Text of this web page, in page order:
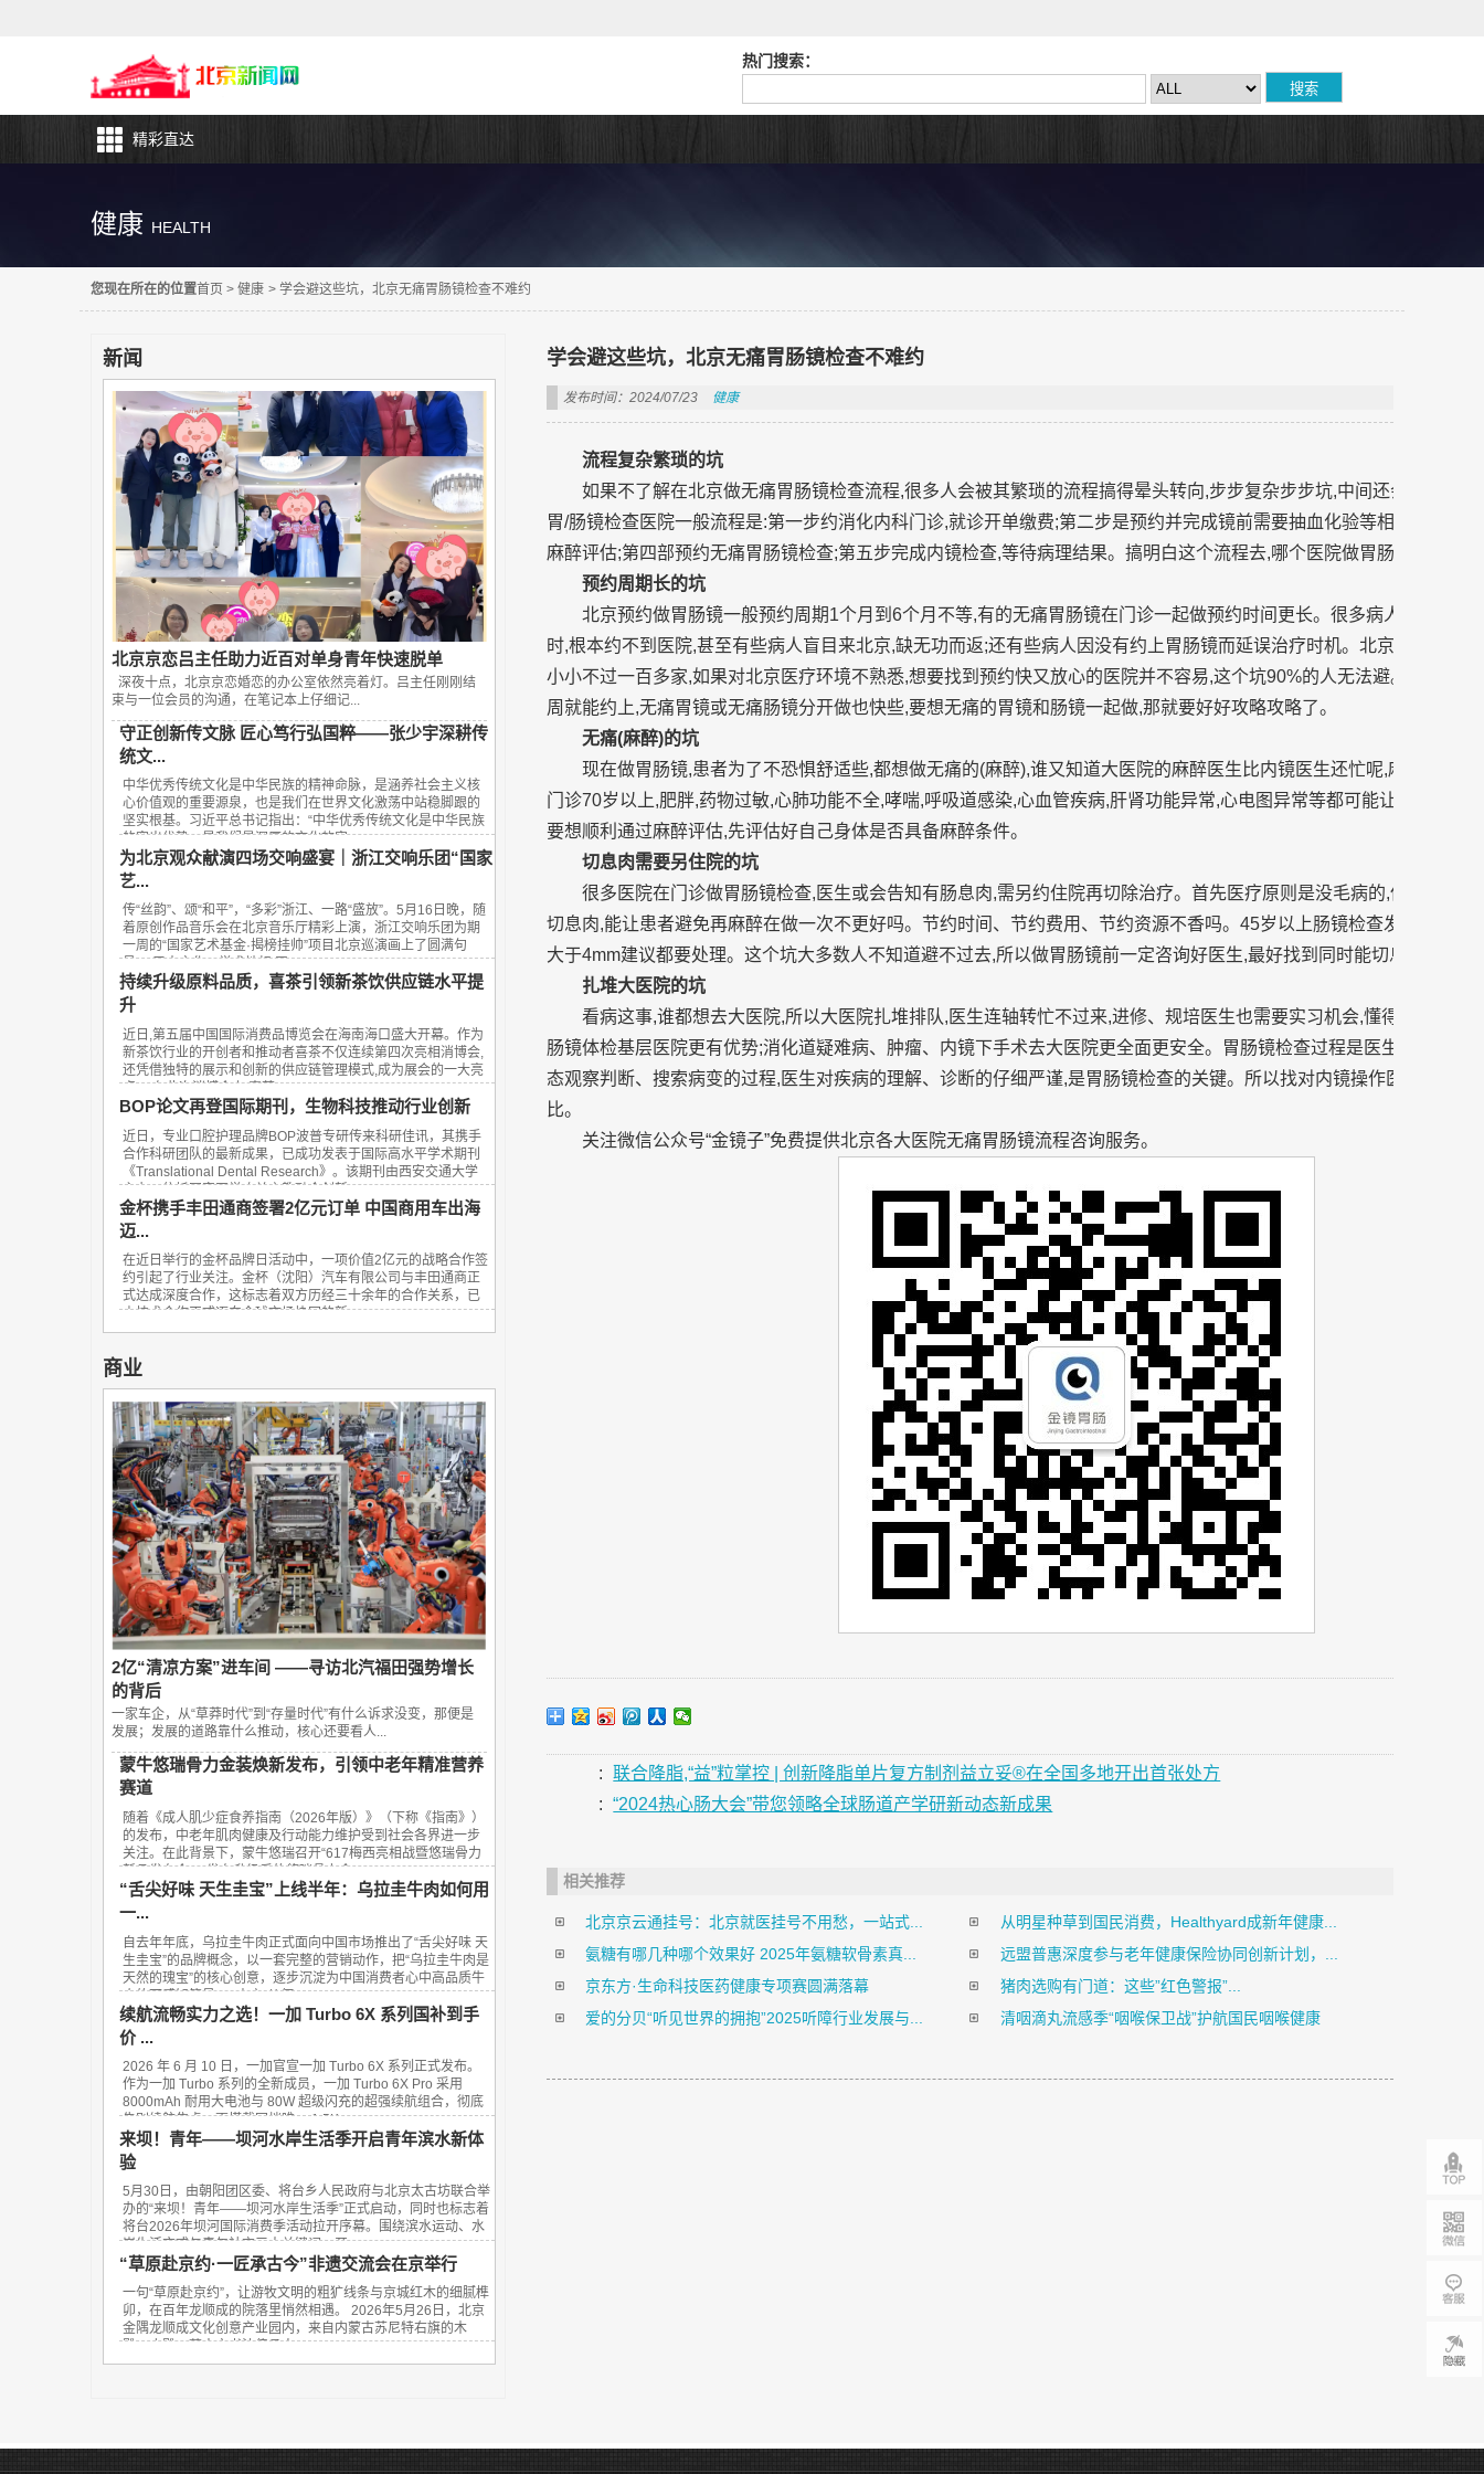
热门搜索：
精彩直达
健康 HEALTH
您现在所在的位置首页 > 健康 > 学会避这些坑，北京无痛胃肠镜检查不难约
新闻
北京京恋吕主任助力近百对单身青年快速脱单
深夜十点，北京京恋婚恋的办公室依然亮着灯。吕主任刚刚结
束与一位会员的沟通，在笔记本上仔细记...
守正创新传文脉 匠心笃行弘国粹——张少宇深耕传
统文...
中华优秀传统文化是中华民族的精神命脉，是涵养社会主义核
心价值观的重要源泉，也是我们在世界文化激荡中站稳脚跟的
坚实根基。习近平总书记指出：“中华优秀传统文化是中华民族
的突出优势，是我们最深厚的文化软实...
为北京观众献演四场交响盛宴｜浙江交响乐团“国家
艺...
传“丝韵”、颂“和平”，“多彩”浙江、一路“盛放”。5月16日晚，随
着原创作品音乐会在北京音乐厅精彩上演，浙江交响乐团为期
一周的“国家艺术基金·揭榜挂帅”项目北京巡演画上了圆满句
号。 三大文化、学术地标 四...
持续升级原料品质，喜茶引领新茶饮供应链水平提
升
近日,第五届中国国际消费品博览会在海南海口盛大开幕。作为
新茶饮行业的开创者和推动者喜茶不仅连续第四次亮相消博会,
还凭借独特的展示和创新的供应链管理模式,成为展会的一大亮
点。 在此次消博会上,喜茶...
BOP论文再登国际期刊，生物科技推动行业创新
近日，专业口腔护理品牌BOP波普专研传来科研佳讯，其携手
合作科研团队的最新成果，已成功发表于国际高水平学术期刊
《Translational Dental Research》。该期刊由西安交通大学
主办，依托国家医学攻关产教融合创新...
金杯携手丰田通商签署2亿元订单 中国商用车出海
迈...
在近日举行的金杯品牌日活动中，一项价值2亿元的战略合作签
约引起了行业关注。金杯（沈阳）汽车有限公司与丰田通商正
式达成深度合作，这标志着双方历经三十余年的合作关系，已
由技术合作正式迈向全球市场协同的新...
商业
2亿“清凉方案”进车间 ——寻访北汽福田强势增长
的背后
一家车企，从“草莽时代”到“存量时代”有什么诉求没变，那便是
发展；发展的道路靠什么推动，核心还要看人...
蒙牛悠瑞骨力金装焕新发布，引领中老年精准营养
赛道
随着《成人肌少症食养指南（2026年版）》（下称《指南》）
的发布，中老年肌肉健康及行动能力维护受到社会各界进一步
关注。在此背景下，蒙牛悠瑞召开“617梅西亮相战暨悠瑞骨力
新品发布会”，发布升级后的悠瑞骨力金...
“舌尖好味 天生圭宝”上线半年：乌拉圭牛肉如何用
一...
自去年年底，乌拉圭牛肉正式面向中国市场推出了“舌尖好味 天
生圭宝”的品牌概念，以一套完整的营销动作，把“乌拉圭牛肉是
天然的瑰宝”的核心创意，逐步沉淀为中国消费者心中高品质牛
肉的可感知符号。 “圭宝”从何...
续航流畅实力之选！一加 Turbo 6X 系列国补到手
价 ...
2026 年 6 月 10 日，一加官宣一加 Turbo 6X 系列正式发布。
作为一加 Turbo 系列的全新成员，一加 Turbo 6X Pro 采用
8000mAh 耐用大电池与 80W 超级闪充的超强续航组合，彻底
告别续航焦虑，更搭载同档唯一 1.5K ...
来坝！青年——坝河水岸生活季开启青年滨水新体
验
5月30日，由朝阳团区委、将台乡人民政府与北京太古坊联合举
办的“来坝！青年——坝河水岸生活季”正式启动，同时也标志着
将台2026年坝河国际消费季活动拉开序幕。围绕滨水运动、水
岸生活方式与青年社交三大关键词，开...
“草原赴京约·一匠承古今”非遗交流会在京举行
一句“草原赴京约”，让游牧文明的粗犷线条与京城红木的细腻榫
卯，在百年龙顺成的院落里悄然相遇。 2026年5月26日，北京
金隅龙顺成文化创意产业园内，来自内蒙古苏尼特右旗的木
雕、皮雕、蒙古文书法传承人，...
学会避这些坑，北京无痛胃肠镜检查不难约
发布时间：2024/07/23 健康
流程复杂繁琐的坑
如果不了解在北京做无痛胃肠镜检查流程,很多人会被其繁琐的流程搞得晕头转向,步步复杂步步坑,中间还会浪费很
胃/肠镜检查医院一般流程是:第一步约消化内科门诊,就诊开单缴费;第二步是预约并完成镜前需要抽血化验等相关检查;第
麻醉评估;第四部预约无痛胃肠镜检查;第五步完成内镜检查,等待病理结果。搞明白这个流程去,哪个医院做胃肠镜基本一
预约周期长的坑
北京预约做胃肠镜一般预约周期1个月到6个月不等,有的无痛胃肠镜在门诊一起做预约时间更长。很多病人需要会诊
时,根本约不到医院,甚至有些病人盲目来北京,缺无功而返;还有些病人因没有约上胃肠镜而延误治疗时机。北京能做无痛
小小不过一百多家,如果对北京医疗环境不熟悉,想要找到预约快又放心的医院并不容易,这个坑90%的人无法避。一般普
周就能约上,无痛胃镜或无痛肠镜分开做也快些,要想无痛的胃镜和肠镜一起做,那就要好好攻略攻略了。
无痛(麻醉)的坑
现在做胃肠镜,患者为了不恐惧舒适些,都想做无痛的(麻醉),谁又知道大医院的麻醉医生比内镜医生还忙呢,麻醉的评估
门诊70岁以上,肥胖,药物过敏,心肺功能不全,哮喘,呼吸道感染,心血管疾病,肝肾功能异常,心电图异常等都可能让医生评估
要想顺利通过麻醉评估,先评估好自己身体是否具备麻醉条件。
切息肉需要另住院的坑
很多医院在门诊做胃肠镜检查,医生或会告知有肠息肉,需另约住院再切除治疗。首先医疗原则是没毛病的,但是如能
切息肉,能让患者避免再麻醉在做一次不更好吗。节约时间、节约费用、节约资源不香吗。45岁以上肠镜检查发现息肉的
大于4mm建议都要处理。这个坑大多数人不知道避不过去,所以做胃肠镜前一定咨询好医生,最好找到同时能切息肉的医院
扎堆大医院的坑
看病这事,谁都想去大医院,所以大医院扎堆排队,医生连轴转忙不过来,进修、规培医生也需要实习机会,懂得都懂。其
肠镜体检基层医院更有优势;消化道疑难病、肿瘤、内镜下手术去大医院更全面更安全。胃肠镜检查过程是医生操作镜子
态观察判断、搜索病变的过程,医生对疾病的理解、诊断的仔细严谨,是胃肠镜检查的关键。所以找对内镜操作医生比医院
比。
关注微信公众号“金镜子”免费提供北京各大医院无痛胃肠镜流程咨询服务。
:
联合降脂,“益”粒掌控 | 创新降脂单片复方制剂益立妥®在全国多地开出首张处方
:
“2024热心肠大会”带您领略全球肠道产学研新动态新成果
相关推荐
北京京云通挂号：北京就医挂号不用愁，一站式...
从明星种草到国民消费，Healthyard成新年健康...
氨糖有哪几种哪个效果好 2025年氨糖软骨素真...
远盟普惠深度参与老年健康保险协同创新计划，...
京东方·生命科技医药健康专项赛圆满落幕
猪肉选购有门道：这些”红色警报”...
爱的分贝“听见世界的拥抱”2025听障行业发展与...
清咽滴丸流感季“咽喉保卫战”护航国民咽喉健康